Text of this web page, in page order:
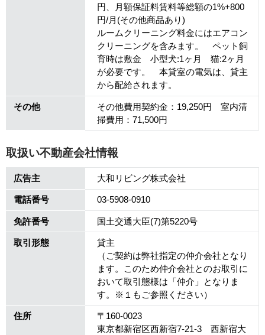
円、月額保証料賃料等総額の1%+800
円/月(その他商品あり)
ルームクリーニング料金にはエアコン
クリーニングを含みます。 ペット飼
育時は敷金 小型犬:1ヶ月 猫:2ヶ月
が必要です。 本貸室の電気は、貸主
から配給されます。
その他
その他費用契約金：19,250円 室内清
掃費用：71,500円
取扱い不動産会社情報
広告主 大和リビング株式会社
電話番号 03-5908-0910
免許番号 国土交通大臣(7)第5220号
取引形態
貸主
（ご契約は弊社指定の仲介会社となり
ます。このため仲介会社とのお取引に
おいて取引態様は「仲介」となりま
す。※１もご参照ください）
住所
〒160-0023
東京都新宿区西新宿7-21-3 西新宿大